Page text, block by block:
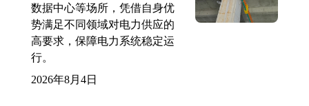
数据中心等场所，凭借自身优
势满足不同领域对电力供应的
高要求，保障电力系统稳定运
行。
2026年8月4日